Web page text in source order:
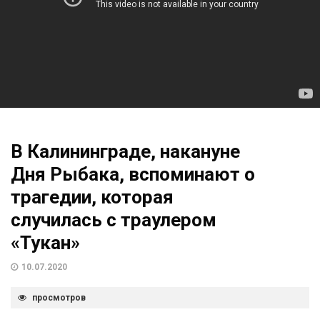
В Калининграде, накануне
Дня Рыбака, вспоминают о
трагедии, которая
случилась с траулером
«Тукан»
10.07.2020
просмотров